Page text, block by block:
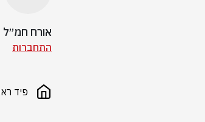
אורח חמ״ל
התחברות
פיד